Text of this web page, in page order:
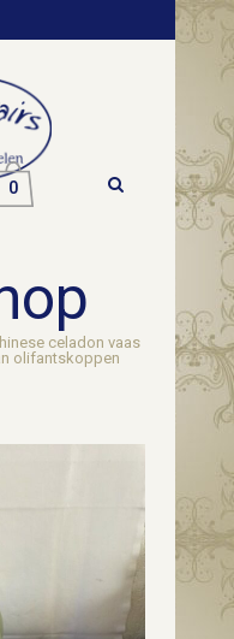
0
celadon vaas
olifantskoppen